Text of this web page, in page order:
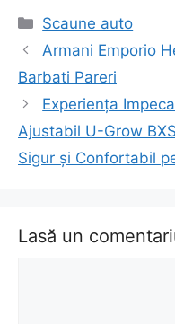
Categorii
Scaune auto
Navigare
în
Armani Emporio
Barbati Pareri
Experiența
Ajustabil U-Grow
Sigur și Confortabil
Lasă un